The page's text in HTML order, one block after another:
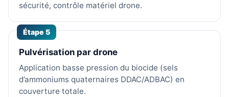
sécurité, contrôle matériel drone.
Étape 5
Pulvérisation par drone
Application basse pression du biocide (sels
d’ammoniums quaternaires DDAC/ADBAC) en
couverture totale.